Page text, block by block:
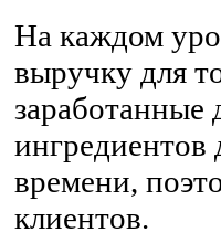
На каждом
выручку для
заработанные
ингредиентов
времени,
клиентов.